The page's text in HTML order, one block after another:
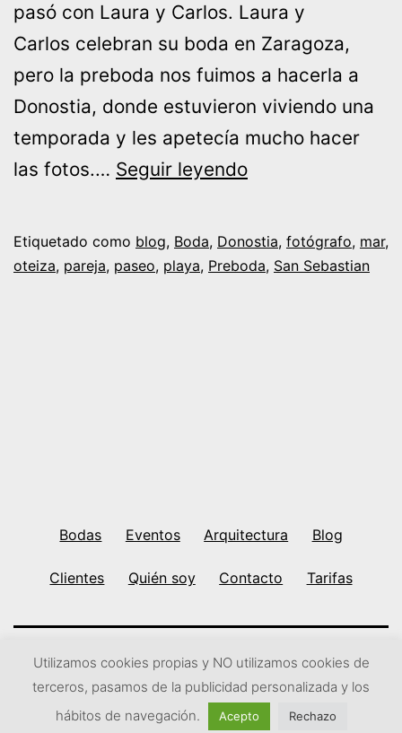
pasó con Laura y Carlos. Laura y
Carlos celebran su boda en Zaragoza,
pero la preboda nos fuimos a hacerla a
Donostia, donde estuvieron viviendo una
temporada y les apetecía mucho hacer
las fotos.… Seguir leyendoPreboda
Donostia
Etiquetado como blog, Boda, Donostia, fotógrafo, mar,
oteiza, pareja, paseo, playa, Preboda, San Sebastian
Bodas Eventos Arquitectura Blog
Clientes Quién soy Contacto Tarifas
Ir arriba↑ Subir↑
Utilizamos cookies propias y NO utilizamos cookies de
terceros, pasamos de la publicidad personalizada y los
hábitos de navegación.
Acepto Rechazo